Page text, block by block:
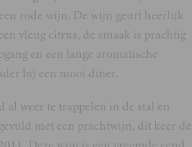
rode wijn. De wijn geurt heerlijk
vleug citrus, de smaak is prachtig
en een lange aromatische
bij een mooi diner.
al weer te trappelen in de stal en
met een prachtwijn, dit keer de